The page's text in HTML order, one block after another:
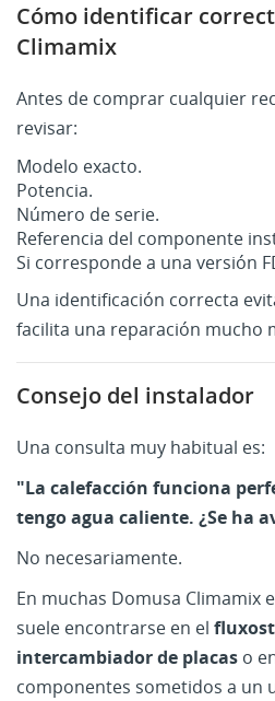
Cómo identificar
Climamix
Antes de comprar cualquier
revisar:
Modelo exacto.
Potencia.
Número de serie.
Referencia del componente
Si corresponde a una versión
Una identificación correcta
facilita una reparación mucho
Consejo del instalador
Una consulta muy habitual es:
"La calefacción funciona
tengo agua caliente. ¿Se ha
No necesariamente.
En muchas Domusa Climamix
suele encontrarse en el
intercambiador de placas o
componentes sometidos a un